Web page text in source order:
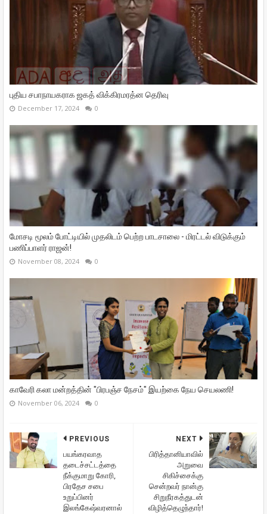
புதிய சபாநாயகராக ஜகத் விக்கிரமரத்ன தெரிவு
December 17, 2024 0
மோசடி மூலம் போட்டியில் முதலிடம் பெற்ற பாடசாலை - மிரட்டல் விடுக்கும்
பணிப்பாளர் ராஜன்!
November 08, 2024 0
காவேரி கலா மன்றத்தின் "பிரபஞ்ச நேசம்" இயற்கை நேய செயலணி!
November 06, 2024 0
NEXT
பிரித்தானியாவில்
அறுவை
சிகிச்சைக்கு
சென்றவர் நான்கு
சிறுநீரகத்துடன்
விழித்தெழுந்தார்!
PREVIOUS
பயங்கரவாத
தடைச்சட்டத்தை
நீக்குமாறு கோரி,
பிரதேச சபை
உறுப்பினர்
இலங்கேஷ்வரனால்